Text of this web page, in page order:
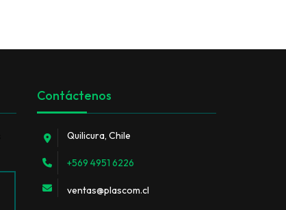
Contáctenos
Quilicura, Chile
+569 4951 6226
ventas@plascom.cl